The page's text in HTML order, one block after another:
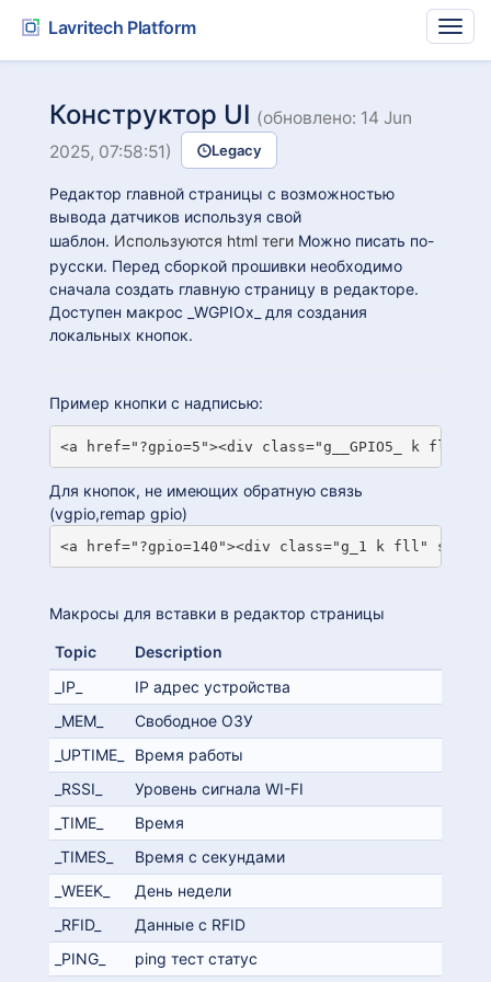
Lavritech Platform
Конструктор UI (обновлено: 14 Jun
2025, 07:58:51)
Legacy
Редактор главной страницы с возможностью
вывода датчиков используя свой
шаблон. Используются html тегиМожно писать по-
русски. Перед сборкой прошивки необходимо
сначала создать главную страницу в редакторе.
Доступен макрос _WGPIOx_ для создания
локальных кнопок.
Пример кнопки с надписью:
<a href="?gpio=5"><div class="g__GPIO5_ k fll"
Для кнопок, не имеющих обратную связь
(vgpio,remap gpio)
<a href="?gpio=140"><div class="g_1 k fll"
Макросы для вставки в редактор страницы
Topic
Description
_IP_
IP адрес устройства
_MEM_
Свободное ОЗУ
_UPTIME_
Время работы
_RSSI_
Уровень сигнала WI-FI
_TIME_
Время
_TIMES_
Время с секундами
_WEEK_
День недели
_RFID_
Данные с RFID
_PING_
ping тест статус